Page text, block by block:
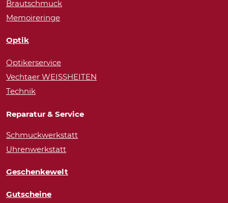
Brautschmuck
Memoireringe
Optik
Optikerservice
Vechtaer WEISSHEITEN
Technik
Reparatur & Service
Schmuckwerkstatt
Uhrenwerkstatt
Geschenkewelt
Gutscheine